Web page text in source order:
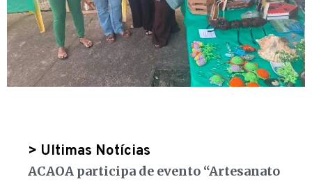
> Ultimas Notícias
ACAOA participa de evento “Artesanato